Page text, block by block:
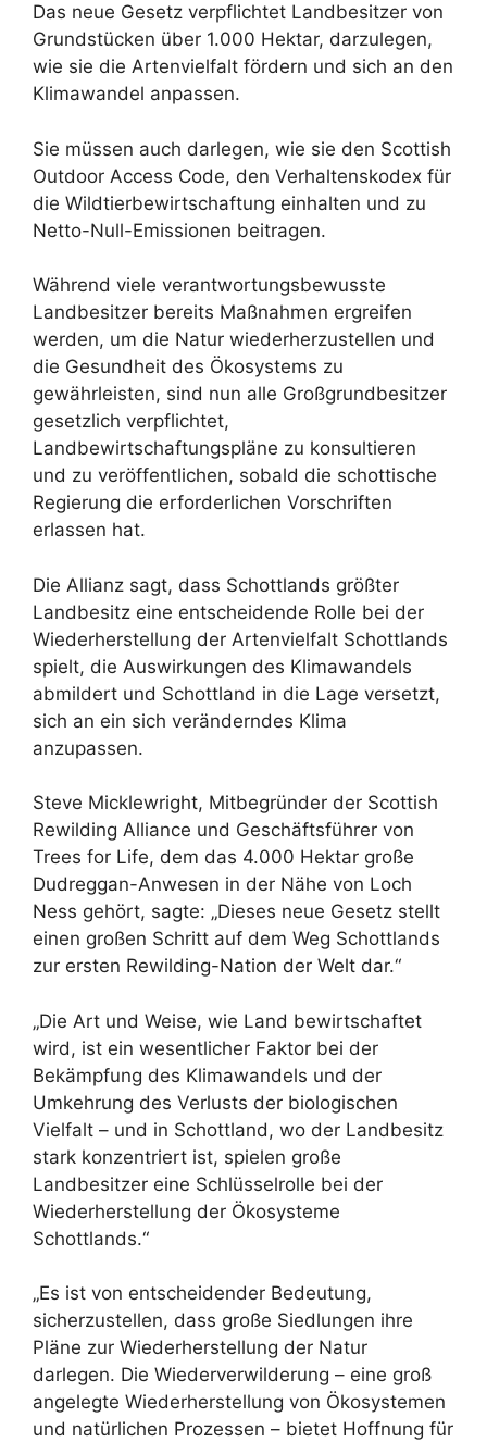
Das neue Gesetz verpflichtet Landbesitzer von
Grundstücken über 1.000 Hektar, darzulegen,
wie sie die Artenvielfalt fördern und sich an den
Klimawandel anpassen.
Sie müssen auch darlegen, wie sie den Scottish
Outdoor Access Code, den Verhaltenskodex für
die Wildtierbewirtschaftung einhalten und zu
Netto-Null-Emissionen beitragen.
Während viele verantwortungsbewusste
Landbesitzer bereits Maßnahmen ergreifen
werden, um die Natur wiederherzustellen und
die Gesundheit des Ökosystems zu
gewährleisten, sind nun alle Großgrundbesitzer
gesetzlich verpflichtet,
Landbewirtschaftungspläne zu konsultieren
und zu veröffentlichen, sobald die schottische
Regierung die erforderlichen Vorschriften
erlassen hat.
Die Allianz sagt, dass Schottlands größter
Landbesitz eine entscheidende Rolle bei der
Wiederherstellung der Artenvielfalt Schottlands
spielt, die Auswirkungen des Klimawandels
abmildert und Schottland in die Lage versetzt,
sich an ein sich veränderndes Klima
anzupassen.
Steve Micklewright, Mitbegründer der Scottish
Rewilding Alliance und Geschäftsführer von
Trees for Life, dem das 4.000 Hektar große
Dudreggan-Anwesen in der Nähe von Loch
Ness gehört, sagte: „Dieses neue Gesetz stellt
einen großen Schritt auf dem Weg Schottlands
zur ersten Rewilding-Nation der Welt dar.“
„Die Art und Weise, wie Land bewirtschaftet
wird, ist ein wesentlicher Faktor bei der
Bekämpfung des Klimawandels und der
Umkehrung des Verlusts der biologischen
Vielfalt – und in Schottland, wo der Landbesitz
stark konzentriert ist, spielen große
Landbesitzer eine Schlüsselrolle bei der
Wiederherstellung der Ökosysteme
Schottlands.“
„Es ist von entscheidender Bedeutung,
sicherzustellen, dass große Siedlungen ihre
Pläne zur Wiederherstellung der Natur
darlegen. Die Wiederverwilderung – eine groß
angelegte Wiederherstellung von Ökosystemen
und natürlichen Prozessen – bietet Hoffnung für